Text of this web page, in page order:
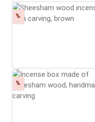
% Rabatt
% Rabatt